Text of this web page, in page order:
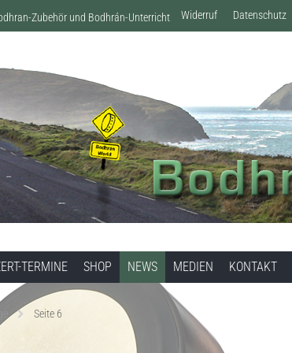
Zubehör und Bodhrán-Unterricht Widerruf Datenschutz
TERMINE SHOP NEWS MEDIEN KONTAKT
Seite 6